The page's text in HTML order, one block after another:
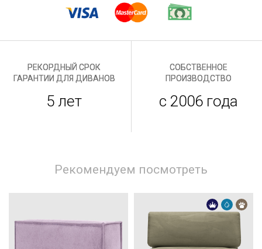
РЕКОРДНЫЙ СРОК
ГАРАНТИИ ДЛЯ ДИВАНОВ
5 лет
СОБСТВЕННОЕ
ПРОИЗВОДСТВО
с 2006 года
Рекомендуем посмотреть